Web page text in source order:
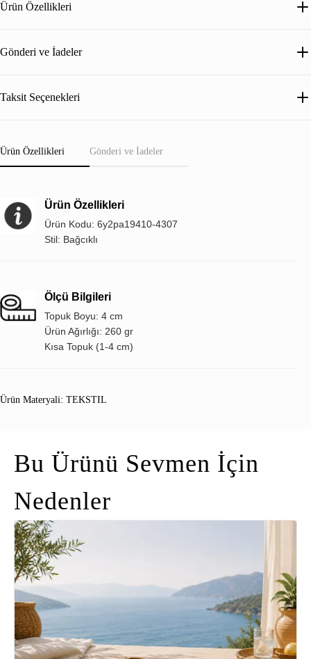
Ürün Özellikleri
Gönderi ve İadeler
Taksit Seçenekleri
Ürün Özellikleri Gönderi ve İadeler
Ürün Özellikleri
Ürün Kodu: 6y2pa19410-4307
Stil: Bağcıklı
Ölçü Bilgileri
Topuk Boyu: 4 cm
Ürün Ağırlığı: 260 gr
Kısa Topuk (1-4 cm)
Ürün Materyali: TEKSTIL
Bu Ürünü Sevmen İçin
Nedenler